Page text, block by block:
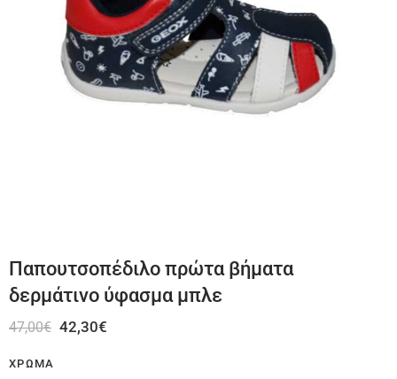
Παπουτσοπέδιλο πρώτα βήματα
δερμάτινο ύφασμα μπλε
47,00€ 42,30€
ΧΡΏΜΑ